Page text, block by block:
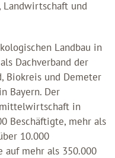
Landwirtschaft und
Landbau in
Dachverband der
Biokreis und Demeter
Bayern. Der
in
Beschäftigte, mehr als
10.000
mehr als 350.000